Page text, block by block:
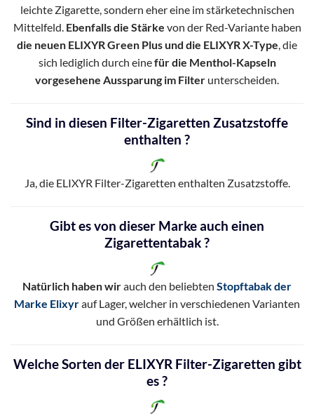
leichte Zigarette, sondern eher eine im stärketechnischen
Mittelfeld. Ebenfalls die Stärke von der Red-Variante haben
die neuen ELIXYR Green Plus und die ELIXYR X-Type, die
sich lediglich durch einefür die Menthol-Kapseln
vorgesehene Aussparung im Filter unterscheiden.
Sind in diesen Filter-Zigaretten Zusatzstoffe
enthalten ?
Ja, die ELIXYR Filter-Zigaretten enthalten Zusatzstoffe.
Gibt es von dieser Marke auch einen
Zigarettentabak ?
Natürlich haben wirauch den beliebten Stopftabak der
Marke Elixyrauf Lager, welcher in verschiedenen Varianten
und Größen erhältlich ist.
Welche Sorten der ELIXYR Filter-Zigaretten gibt
es ?